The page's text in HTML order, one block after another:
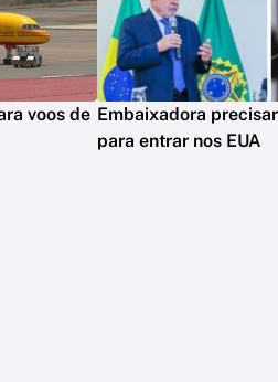
voos de Embaixadora
para entrar nos EUA